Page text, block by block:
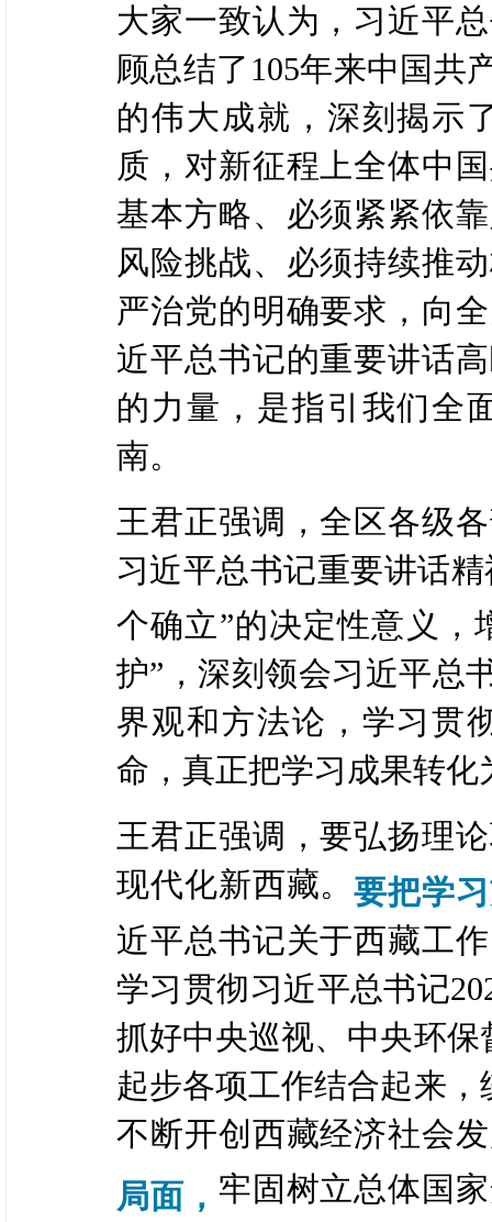
大家一致认为，习近平
顾总结了105年来中国共
的伟大成就，深刻揭示
质，对新征程上全体中
基本方略、必须紧紧依
风险挑战、必须持续推
严治党的明确要求，向
近平总书记的重要讲话
的力量，是指引我们全
南。
王君正强调，全区各级
习近平总书记重要讲话
个确立”的决定性意义，
护”，深刻领会习近平总
界观和方法论，学习贯
命，真正把学习成果转
王君正强调，要弘扬理
现代化新西藏。要把学
近平总书记关于西藏工
学习贯彻习近平总书记
抓好中央巡视、中央环
起步各项工作结合起来
不断开创西藏经济社会
局面， 牢固树立总体国